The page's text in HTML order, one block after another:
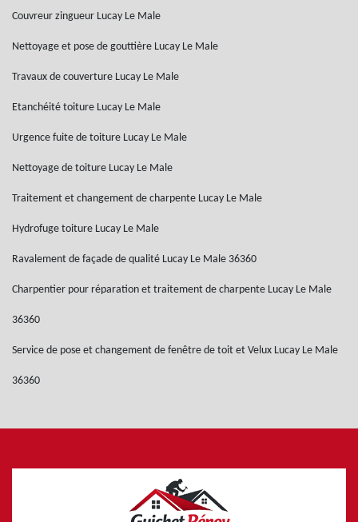
Couvreur zingueur Lucay Le Male
Nettoyage et pose de gouttière Lucay Le Male
Travaux de couverture Lucay Le Male
Etanchéité toiture Lucay Le Male
Urgence fuite de toiture Lucay Le Male
Nettoyage de toiture Lucay Le Male
Traitement et changement de charpente Lucay Le Male
Hydrofuge toiture Lucay Le Male
Ravalement de façade de qualité Lucay Le Male 36360
Charpentier pour réparation et traitement de charpente Lucay Le Male
36360
Service de pose et changement de fenêtre de toit et Velux Lucay Le Male
36360